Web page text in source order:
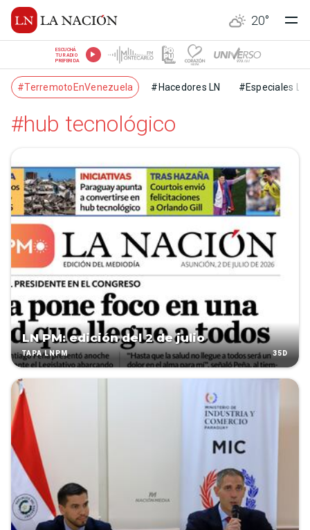
20°
ESCUCHÁ
TU RADIO
PREFERIDA
#TerremotoEnVenezuela #Hacedores LN #Especiales LN
#hub tecnológico
LN PM: edición del 2 de julio
TAPA LNPM 35D